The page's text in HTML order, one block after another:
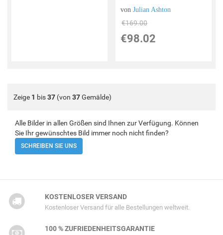
vonJulian Ashton
€169.00
€98.02
Zeige 1 bis37 (von 37Gemälde)
Alle Bilder in allen Größen sind Ihnen zur Verfügung. Können
Sie Ihr gewünschtes Bild immer noch nicht finden?
SCHREIBEN SIE UNS
KOSTENLOSER VERSAND
Kostenloser Versand für alle Bestellungen weltweit.
100 % ZUFRIEDENHEITSGARANTIE